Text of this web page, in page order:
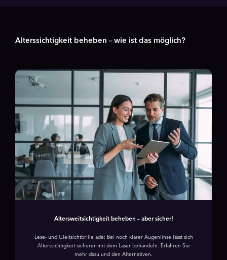
Alterssichtigkeit beheben – wie ist das möglich?
Altersweitsichtigkeit beheben – aber sicher!
Lese- und Gleitsichtbrille adé: Bei noch klarer Augenlinse lässt sich
Alterssichtigkeit sicherer mit dem Laser behandeln. Erfahren Sie
mehr dazu und den Alternativen.